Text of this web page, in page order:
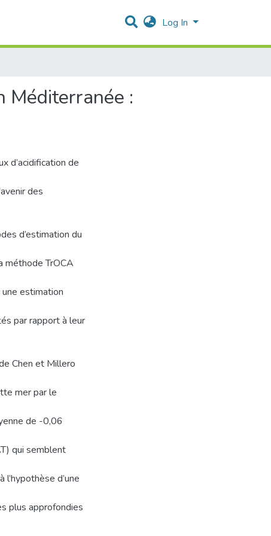
Log In
Méditerranée :
d’acidification de
des
d’estimation du
méthode TrOCA
estimation
par rapport à leur
Chen et Millero
mer par le
de -0,06
qui semblent
d’une
plus approfondies